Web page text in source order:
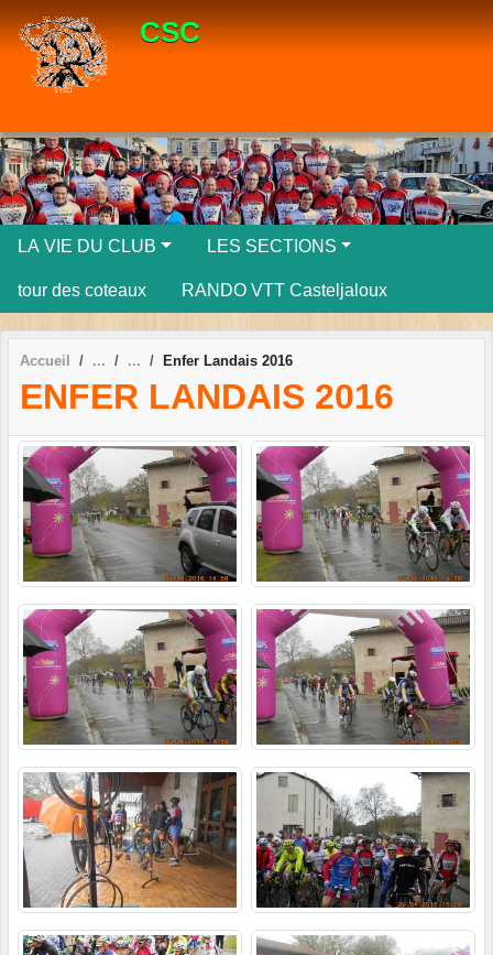
CSC
LA VIE DU CLUB LES SECTIONS
tour des coteaux RANDO VTT Casteljaloux
Accueil Enfer Landais 2016
ENFER LANDAIS 2016
Panneau de gestion des cookies